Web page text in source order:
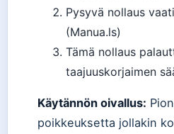
Pysyvä nollaus
(Manua.ls)
Tämä nollaus
taajuuskorjaimen
Käytännön oivallus:
poikkeuksetta jollakin